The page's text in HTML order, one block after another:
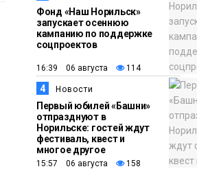
Медиакомпании
Общество
Железному
место в
где
парковать
Фонд «Наш Норильск»
запускает осеннюю
кампанию по поддержке
соцпроектов
16:39 06 августа 114
4 Новости
Первый юбилей «Башни»
отпразднуют в
Норильске: гостей ждут
фестиваль, квест и
многое другое
15:57 06 августа 158